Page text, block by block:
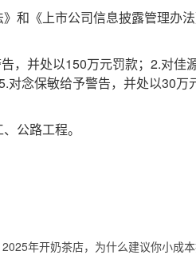
《上市公司信息披露管理办
并处以150万元罚款；2.对佳
念保敏给予警告，并处以30万
公路工程。
2025年开奶茶店，为什么建议你小成本